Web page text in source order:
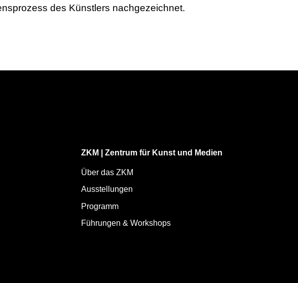
des Künstlers nachgezeichnet.
ZKM | Zentrum für Kunst und Medien
Über das ZKM
Ausstellungen
Programm
Führungen & Workshops